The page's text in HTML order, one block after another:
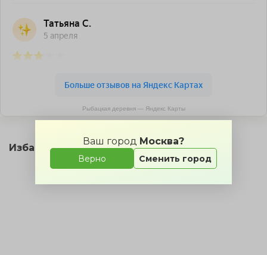
Ваш город Москва?
Верно Сменить город
Рыбацкая деревня — Яндекс Карты
Изба «Скит ратника» на карте